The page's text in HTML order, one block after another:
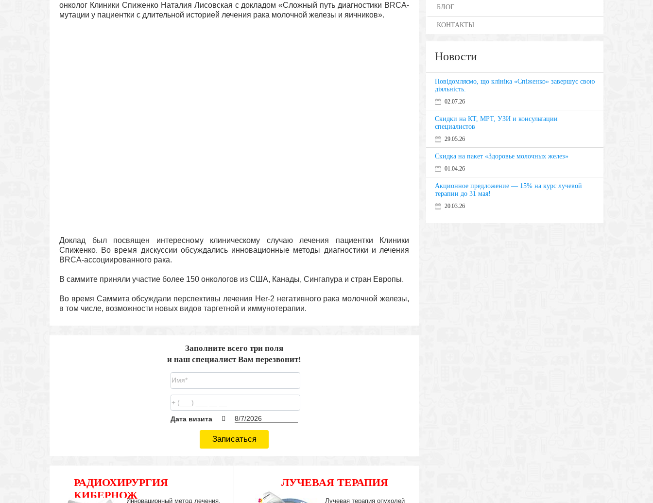
онколог Клиники Спиженко Наталия Лисовская с докладом «Сложный путь диагностики BRCA-
мутации у пациентки с длительной историей лечения рака молочной железы и яичников».
Доклад был посвящен интересному клиническому случаю лечения пациентки Клиники
Спиженко. Во время дискуссии обсуждались инновационные методы диагностики и лечения
BRCA-ассоциированного рака.
В саммите приняли участие более 150 онкологов из США, Канады, Сингапура и стран Европы.
Во время Саммита обсуждали перспективы лечения Her-2 негативного рака молочной железы,
в том числе, возможности новых видов таргетной и иммунотерапии.
Заполните всего три поля
и наш специалист Вам перезвонит!
Дата визита
Записаться
РАДИОХИРУРГИЯ
КИБЕРНОЖИнновационный метод лечения,
ЛУЧЕВАЯ ТЕРАПИЯ
Лучевая терапия опухолей
БЛОГ
КОНТАКТЫ
Новости
Повідомляємо, що клініка «Спіженко» завершує свою
діяльність.
02.07.26
Скидки на КТ, МРТ, УЗИ и консультации
специалистов
29.05.26
Скидка на пакет «Здоровье молочных желез»
01.04.26
Акционное предложение — 15% на курс лучевой
терапии до 31 мая!
20.03.26